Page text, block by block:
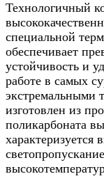
Технологичный
специальной
обеспечивает
устойчивость и
работе в самых
экстремальными
изготовлен из
поликарбоната